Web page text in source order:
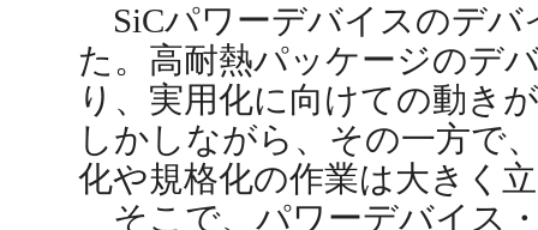
SiCパワーデバイスのデバ
た。高耐熱パッケージのデ
り、実用化に向けての動き
しかしながら、その一方で
化や規格化の作業は大きく
そこで、パワーデバイス